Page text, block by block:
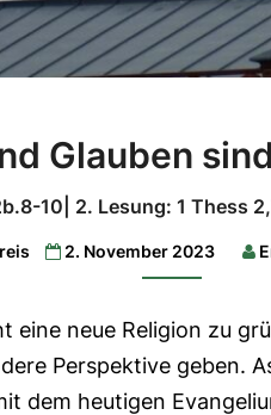
und
Glauben
Lesung:
Mal
1,14b-
Glauben
10| 2. Lesung: 1 Thess
2. November 2023
eine neue Religion zu
Perspektive geben.
dem heutigen